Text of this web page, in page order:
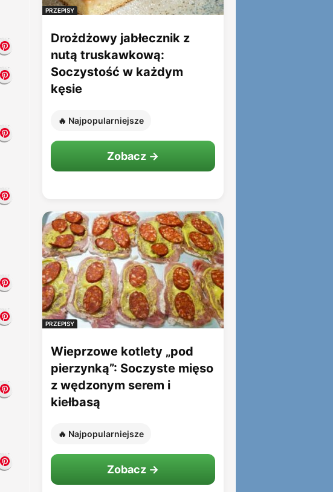
PRZEPISY
Drożdżowy jabłecznik z
nutą truskawkową:
Soczystość w każdym
kęsie
🔥 Najpopularniejsze
Zobacz →
PRZEPISY
Wieprzowe kotlety „pod
pierzynką”: Soczyste mięso
z wędzonym serem i
kiełbasą
🔥 Najpopularniejsze
Zobacz →